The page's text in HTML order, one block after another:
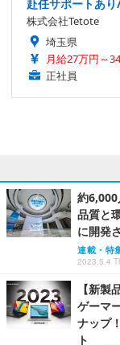
赴任サポートあ
株式会社Tetote
埼玉県
月給27万円～
正社員
約
品質と
に開発
連載・特
2023.5.4
【新製
ゲーマ
ナップ
ト